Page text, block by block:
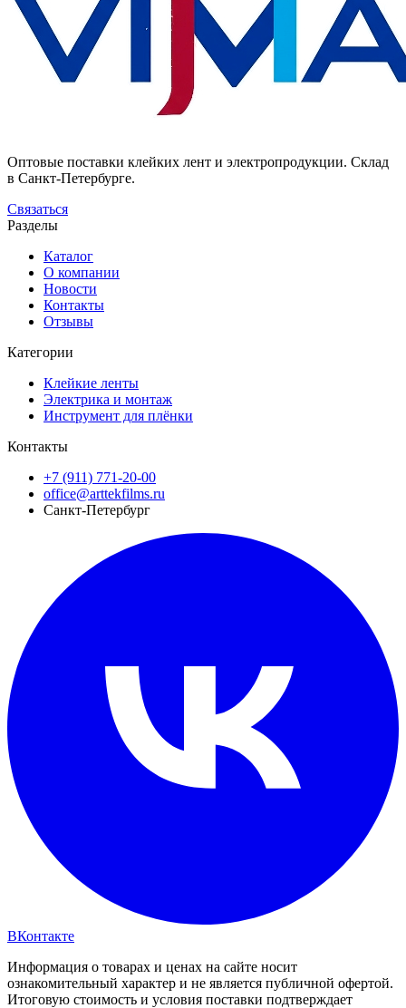
Оптовые поставки клейких лент и электропродукции. Склад
в Санкт-Петербурге.
Связаться
Разделы
Каталог
О компании
Новости
Контакты
Отзывы
Категории
Клейкие ленты
Электрика и монтаж
Инструмент для плёнки
Контакты
+7 (911) 771-20-00
office@arttekfilms.ru
Санкт-Петербург
ВКонтакте
Информация о товарах и ценах на сайте носит
ознакомительный характер и не является публичной офертой.
Итоговую стоимость и условия поставки подтверждает